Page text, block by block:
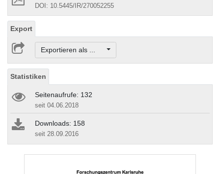
DOI: 10.5445/IR/270052255
Export
Exportieren als ...
Statistiken
Seitenaufrufe: 132
seit 04.06.2018
Downloads: 158
seit 28.09.2016